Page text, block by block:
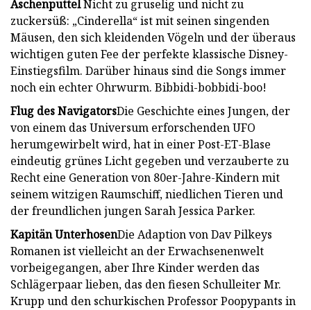
AschenputtelNicht zu gruselig und nicht zu
zuckersüß: „Cinderella“ ist mit seinen singenden
Mäusen, den sich kleidenden Vögeln und der überaus
wichtigen guten Fee der perfekte klassische Disney-
Einstiegsfilm. Darüber hinaus sind die Songs immer
noch ein echter Ohrwurm. Bibbidi-bobbidi-boo!
Flug des NavigatorsDie Geschichte eines Jungen, der
von einem das Universum erforschenden UFO
herumgewirbelt wird, hat in einer Post-ET-Blase
eindeutig grünes Licht gegeben und verzauberte zu
Recht eine Generation von 80er-Jahre-Kindern mit
seinem witzigen Raumschiff, niedlichen Tieren und
der freundlichen jungen Sarah Jessica Parker.
Kapitän UnterhosenDie Adaption von Dav Pilkeys
Romanen ist vielleicht an der Erwachsenenwelt
vorbeigegangen, aber Ihre Kinder werden das
Schlägerpaar lieben, das den fiesen Schulleiter Mr.
Krupp und den schurkischen Professor Poopypants in